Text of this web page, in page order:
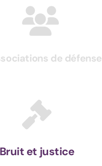
de défense
Bruit et justice